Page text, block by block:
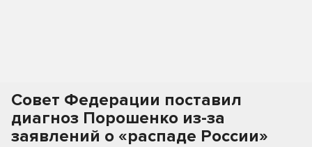
Совет Федерации поставил
диагноз Порошенко из-за
заявлений о «распаде России»